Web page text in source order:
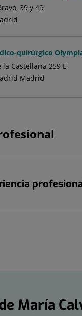
39 y 49
quirúrgico
la Castellana 259 E
Madrid
María